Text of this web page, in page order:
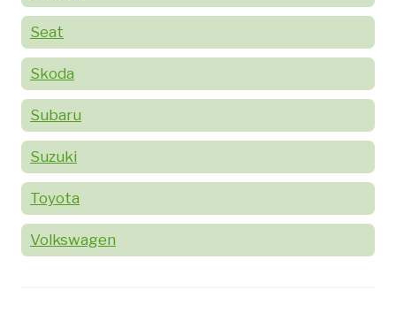
Seat
Skoda
Subaru
Suzuki
Toyota
Volkswagen